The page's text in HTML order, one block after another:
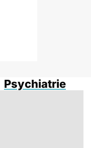
Psychiatrie